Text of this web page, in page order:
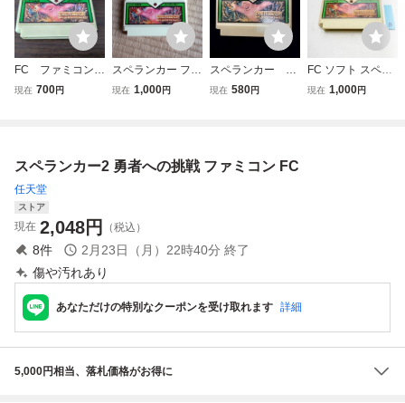
FC ファミコン
スペランカー
現在 700円
スペランカー ファ
ミコンソフト ファ
現在 1,000円
スペランカー FC
ファミリーコンピ
現在 580円
FC ソフト スペラ
ンカー B
現在 1,000円
スペランカー2 勇者への挑戦 ファミコン FC
任天堂
ストア
現在 2,048円 （税込）
8件 2月23日（月）22時40分 終了
傷や汚れあり
あなただけの特別なクーポンを受け取れます 詳細
5,000円相当、落札価格がお得に